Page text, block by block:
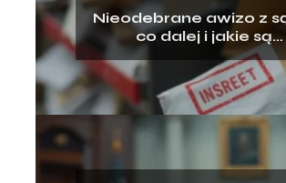
Nieodebrane awizo z
co dalej i jakie są
konsekwencje?